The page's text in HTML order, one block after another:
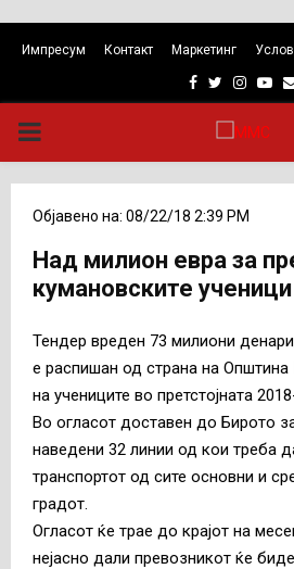
Импресум Контакт Маркетинг
Facebook
Twitter
PRIMARY
MENU
Објавено на: 08/22/18 2:39 PM
Над милион евра за
кумановските ученици
Тендер вреден 73 милиони
е распишан од страна на
на учениците во претстојната
Во огласот доставен до Бирото
наведени 32 линии од кои треба
транспортот од сите основни и
градот.
Огласот ќе трае до крајот на
нејасно дали превозникот ќе